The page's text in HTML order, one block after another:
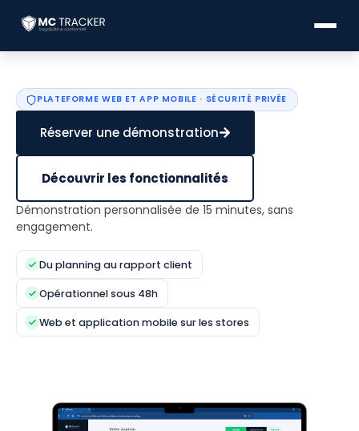
PLATEFORME WEB ET APP MOBILE · SÉCURITÉ PRIVÉE
Réserver une démonstration
Découvrir les fonctionnalités
Démonstration personnalisée de 15 minutes, sans
engagement.
Du planning au rapport client
Opérationnel sous 48h
Web et application mobile sur les stores